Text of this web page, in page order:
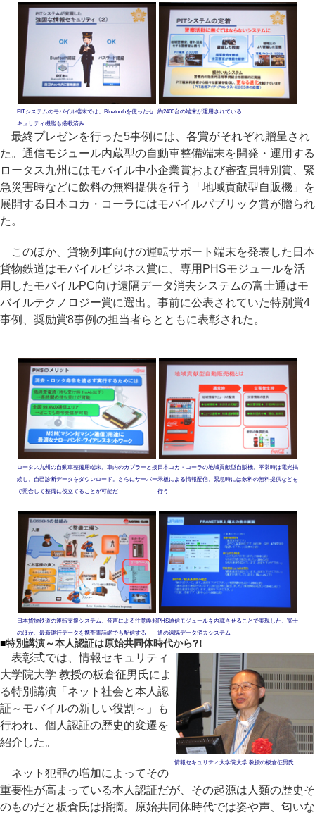
PITシステムのモバイル端末では、Bluetoothを使ったセ
キュリティ機能も搭載済み
約2400台の端末が運用されている
最終プレゼンを行った5事例には、各賞がそれぞれ贈呈され
た。通信モジュール内蔵型の自動車整備端末を開発・運用する
ロータス九州にはモバイル中小企業賞および審査員特別賞、緊
急災害時などに飲料の無料提供を行う「地域貢献型自販機」を
展開する日本コカ・コーラにはモバイルパブリック賞が贈られ
た。
このほか、貨物列車向けの運転サポート端末を発表した日本
貨物鉄道はモバイルビジネス賞に、専用PHSモジュールを活
用したモバイルPC向け遠隔データ消去システムの富士通はモ
バイルテクノロジー賞に選出。事前に公表されていた特別賞4
事例、奨励賞8事例の担当者らとともに表彰された。
ロータス九州の自動車整備用端末。車内のカプラーと接
続し、自己診断データをダウンロード。さらにサーバー
で照合して整備に役立てることが可能だ
日本コカ・コーラの地域貢献型自販機。平常時は電光掲
示板による情報配信、緊急時には飲料の無料提供などを
行う
日本貨物鉄道の運転支援システム。音声による注意喚起
のほか、最新運行データを携帯電話網でも配信する
PHS通信モジュールを内蔵させることで実現した、富士
通の遠隔データ消去システム
■特別講演～本人認証は原始共同体時代から?!
情報セキュリティ大学院大学 教授の板倉征男氏
表彰式では、情報セキュリティ
大学院大学 教授の板倉征男氏によ
る特別講演「ネット社会と本人認
証～モバイルの新しい役割～」も
行われ、個人認証の歴史的変遷を
紹介した。
ネット犯罪の増加によってその
重要性が高まっている本人認証だが、その起源は人類の歴史そ
のものだと板倉氏は指摘。原始共同体時代では姿や声、匂いな